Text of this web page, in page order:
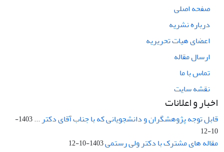
صفحه اصلی
درباره نشریه
اعضای هیات تحریریه
ارسال مقاله
تماس با ما
نقشه سایت
اخبار و اعلانات
قابل توجه پژوهشگران و دانشجویانی که با جناب آقای دکتر ...
1403-
10-12
مقاله های مشترک با دکتر ولی رستمی1403-10-12